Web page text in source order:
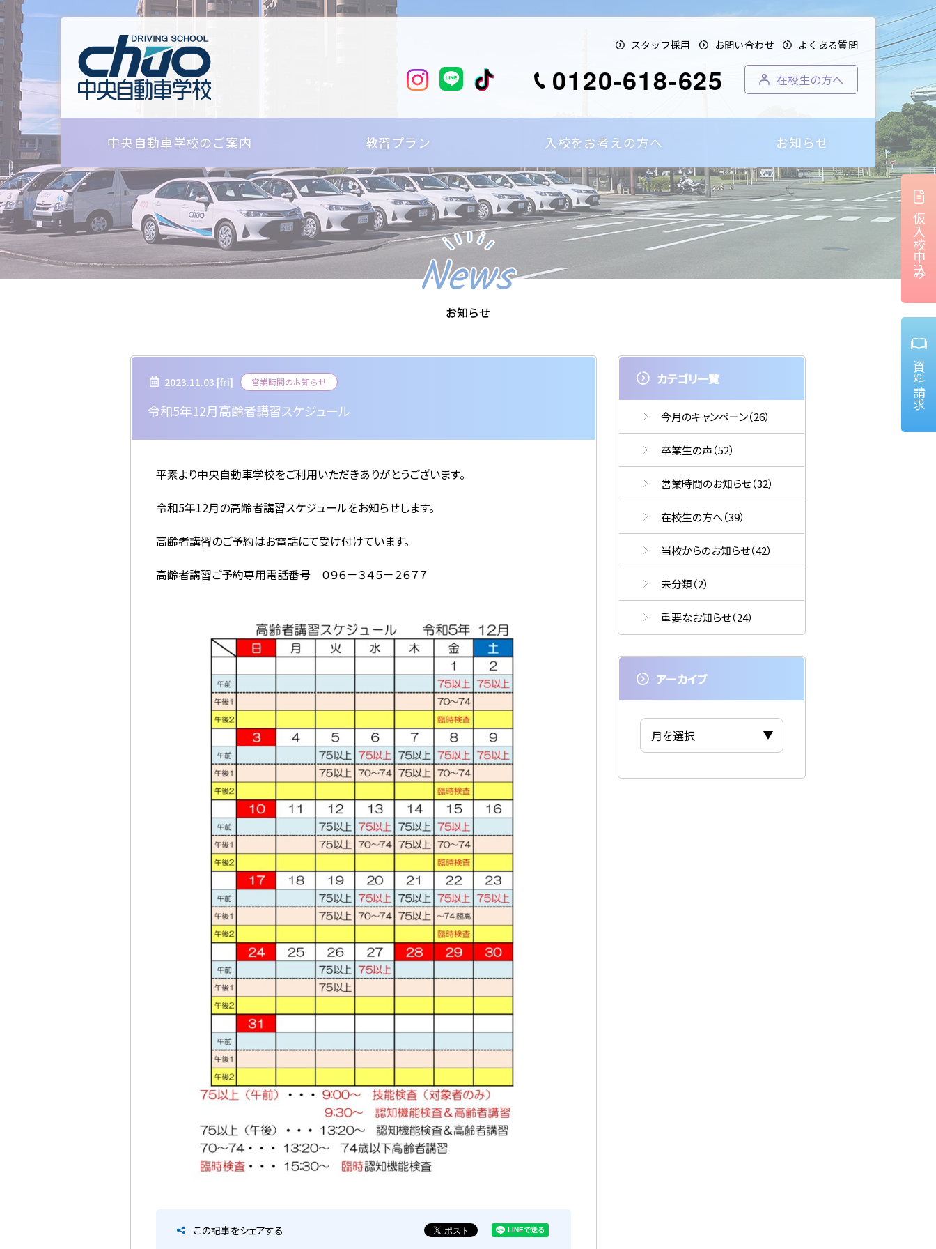
スタッフ採用 お問い合わせ よくある質問
0120-618-625 在校生の方へ
中央自動車学校のご案内 教習プラン 入校をお考えの方へ お知らせ
お知らせ
News
2023.11.03 [fri] 営業時間のお知らせ
令和5年12月高齢者講習スケジュール
平素より中央自動車学校をご利用いただきありがとうございます。
令和5年12月の高齢者講習スケジュールをお知らせします。
高齢者講習のご予約はお電話にて受け付けています。
高齢者講習ご予約専用電話番号 ０９６－３４５－２６７７
この記事をシェアする
カテゴリ一覧
今月のキャンペーン（26）
卒業生の声（52）
営業時間のお知らせ（32）
在校生の方へ（39）
当校からのお知らせ（42）
未分類（2）
重要なお知らせ（24）
アーカイブ
仮入校申込み
資料請求